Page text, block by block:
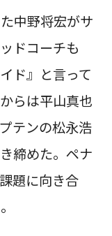
中野将宏がサ
ドコーチも
ド』と言って
らは平山真也
テンの松永浩
締めた。ペナ
題に向き合